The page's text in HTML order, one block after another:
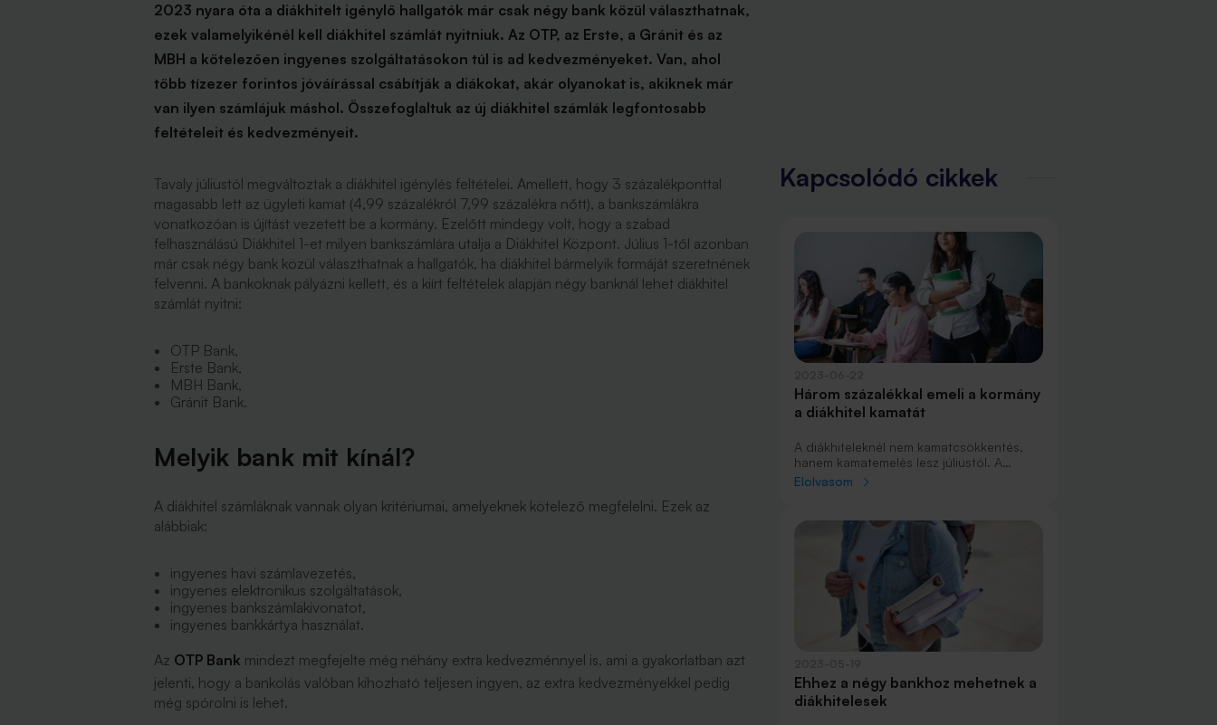
2023 nyara óta a diákhitelt igénylő hallgatók már csak négy bank közül választhatnak,
ezek valamelyikénél kell diákhitel számlát nyitniuk. Az OTP, az Erste, a Gránit és az
MBH a kötelezően ingyenes szolgáltatásokon túl is ad kedvezményeket. Van, ahol
több tízezer forintos jóváírással csábítják a diákokat, akár olyanokat is, akiknek már
van ilyen számlájuk máshol. Összefoglaltuk az új diákhitel számlák legfontosabb
feltételeit és kedvezményeit.
Tavaly júliustól megváltoztak a diákhitel igénylés feltételei. Amellett, hogy 3 százalékponttal
magasabb lett az ügyleti kamat (4,99 százalékról 7,99 százalékra nőtt), a bankszámlákra
vonatkozóan is újítást vezetett be a kormány. Ezelőtt mindegy volt, hogy a szabad
felhasználású Diákhitel 1-et milyen bankszámlára utalja a Diákhitel Központ. Július 1-től azonban
már csak négy bank közül választhatnak a hallgatók, ha diákhitel bármelyik formáját szeretnének
felvenni. A bankoknak pályázni kellett, és a kiírt feltételek alapján négy banknál lehet diákhitel
számlát nyitni:
OTP Bank,
Erste Bank,
MBH Bank,
Gránit Bank.
Melyik bank mit kínál?
A diákhitel számláknak vannak olyan kritériumai, amelyeknek kötelező megfelelni. Ezek az
alábbiak:
ingyenes havi számlavezetés,
ingyenes elektronikus szolgáltatások,
ingyenes bankszámlakivonatot,
ingyenes bankkártya használat.
Az OTP Bank mindezt megfejelte még néhány extra kedvezménnyel is, ami a gyakorlatban azt
jelenti, hogy a bankolás valóban kihozható teljesen ingyen, az extra kedvezményekkel pedig
még spórolni is lehet.
Kapcsolódó cikkek
Három százalékkal emeli a kormány
a diákhitel kamatát
A diákhiteleknél nem kamatcsökkentés,
hanem kamatemelés lesz júliustól. A
kormány rendelete szerint a szabad
kamatot kell fizetni.
Elolvasom
Ehhez a négy bankhoz mehetnek a
diákhitelesek